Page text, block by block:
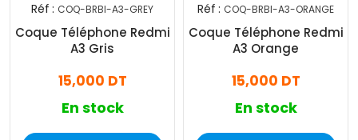
Réf : COQ-BRBI-A3-GREY
Coque Téléphone Redmi
A3 Gris
15,000 DT
En stock
Réf : COQ-BRBI-A3-ORANGE
Coque Téléphone Redmi
A3 Orange
15,000 DT
En stock